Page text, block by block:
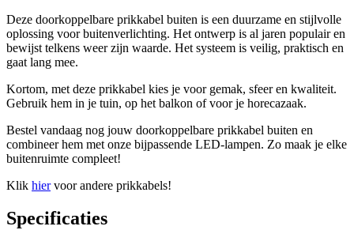
Deze doorkoppelbare prikkabel buiten is een duurzame en stijlvolle
oplossing voor buitenverlichting. Het ontwerp is al jaren populair en
bewijst telkens weer zijn waarde. Het systeem is veilig, praktisch en
gaat lang mee.
Kortom, met deze prikkabel kies je voor gemak, sfeer en kwaliteit.
Gebruik hem in je tuin, op het balkon of voor je horecazaak.
Bestel vandaag nog jouw doorkoppelbare prikkabel buiten en
combineer hem met onze bijpassende LED-lampen. Zo maak je elke
buitenruimte compleet!
Klik hiervoor andere prikkabels!
Specificaties